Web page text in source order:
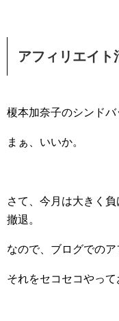
アフィリエイト
榎本加奈子のシンドバ
まぁ、いいか。
さて、今月は大きく
撤退。
なので、ブログでのア
それをセコセコやって